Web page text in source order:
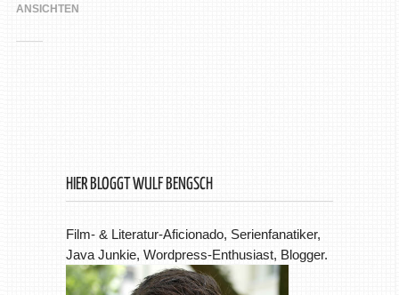
ANSICHTEN
HIER BLOGGT WULF BENGSCH
Film- & Literatur-Aficionado, Serienfanatiker,
Java Junkie, Wordpress-Enthusiast, Blogger.